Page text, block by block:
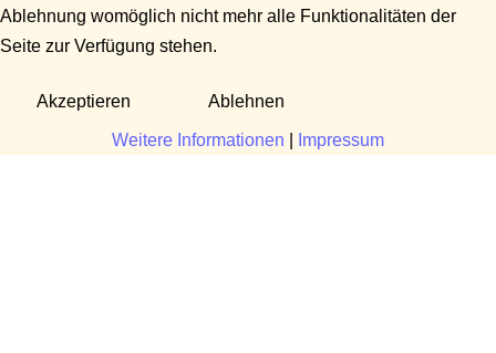
Ablehnung womöglich nicht mehr alle Funktionalitäten der
Seite zur Verfügung stehen.
Akzeptieren Ablehnen
Weitere Informationen Impressum